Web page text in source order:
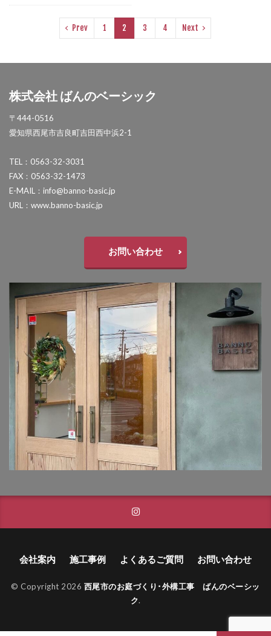
美濃クラフト 素焼き陶器 TN-43
美濃クラフト 鋳物文字
高麗
Prev 1 2 3 4 Next
株式会社 ばんのベーシック
〒444-0516
愛知県西尾市吉良町吉田西中浜2-1
TEL：0563-32-3031
FAX：0563-32-1473
E-MAIL：info@banno-basic.jp
URL：www.banno-basic.jp
お問い合わせ
会社案内 施工事例 よくあるご質問 お問い合わせ
© Copyright 2026 西尾市のお庭づくり･外構工事 ばんのベーシッ
ク.
OnlyOne スマートポール セレクト
OnlyOne ニューヨークスタイル
OnlyOne パーサス
OnlyOne フォレストヒルズガーデンライト
OnlyOne ブランツ
OnlyOne モデルノX ライン
OnlyOne ラ･クローヌ スクエア ライト
OnlyOne ラッセルポスト
OnlyOne ルート
OnlyOne 和錆
OnlyOne 真鍮製ポーチライト
OnlyOne 金彩水鉢
Penne DESIGN
STターフ
TM9
YKK ヴェクター
YKK エクステリアポスト G3型
YKK エクステリアポスト T10型
YKK エクステリアポスト T11型
YKK エクステリアポスト T9型
YKK エフルージュ
YKK ガーデン倶楽部 スタンダードフェンス
YKK リウッドデッキ200
YKK ルシアスフェンス
アドヴァン オーシャンストーン
アマゾンジャラ
イナバ物置 タイヤストッカー